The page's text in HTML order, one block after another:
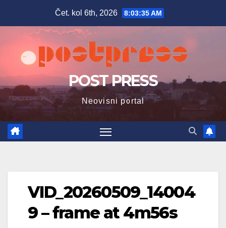
Čet. kol 6th, 2026 8:03:36 AM
POST PRESS
Neovisni portal
VID_20260509_14004
9 – frame at 4m56s